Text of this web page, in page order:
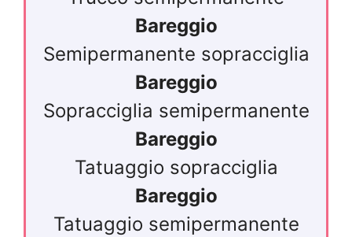
Bareggio
Semipermanente sopracciglia
Bareggio
Sopracciglia semipermanente
Bareggio
Tatuaggio sopracciglia
Bareggio
Tatuaggio semipermanente